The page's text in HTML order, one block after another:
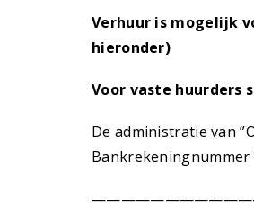
Verhuur is mogelijk
hieronder)
Voor vaste huurders
De administratie van
Bankrekeningnummer